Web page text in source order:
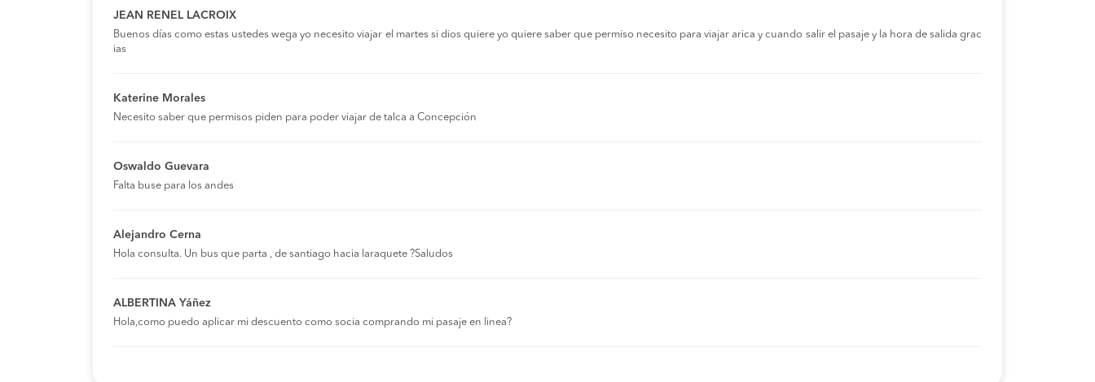
JEAN RENEL LACROIX
Buenos días como estas ustedes wega yo necesito viajar el martes si dios quiere yo quiere saber que permiso necesito para viajar arica y cuando salir el pasaje y la hora de salida grac
ias
Katerine Morales
Necesito saber que permisos piden para poder viajar de talca a Concepción
Oswaldo Guevara
Falta buse para los andes
Alejandro Cerna
Hola consulta. Un bus que parta , de santiago hacia laraquete ?Saludos
ALBERTINA Yáñez
Hola,como puedo aplicar mi descuento como socia comprando mi pasaje en linea?